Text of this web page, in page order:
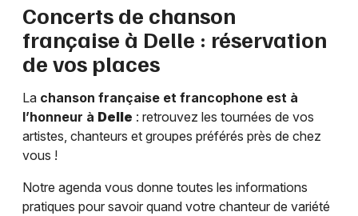
Concerts de chanson
française à Delle : réservation
de vos places
La chanson française et francophone est à
l’honneur à Delle : retrouvez les tournées de vos
artistes, chanteurs et groupes préférés près de chez
vous !
Notre agenda vous donne toutes les informations
pratiques pour savoir quand votre chanteur de variété